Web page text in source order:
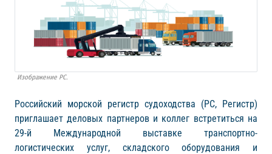
Изображение РС.
Российский морской регистр судоходства (РС, Регистр)
приглашает деловых партнеров и коллег встретиться на
29-й Международной выставке транспортно-
логистических услуг, складского оборудования и